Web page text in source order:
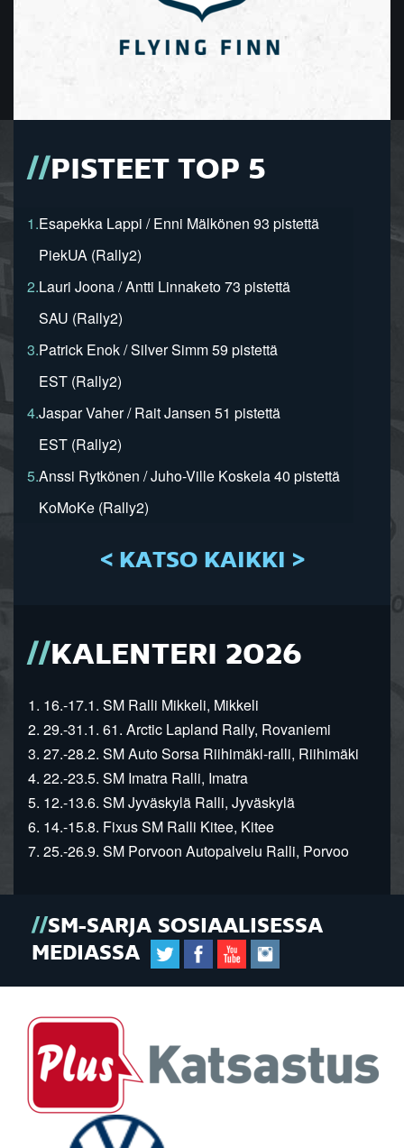
PISTEET TOP 5
1.Esapekka Lappi / Enni Mälkönen 93 pistettä
PiekUA (Rally2)
2.Lauri Joona / Antti Linnaketo 73 pistettä
SAU (Rally2)
3.Patrick Enok / Silver Simm 59 pistettä
EST (Rally2)
4.Jaspar Vaher / Rait Jansen 51 pistettä
EST (Rally2)
5.Anssi Rytkönen / Juho-Ville Koskela 40 pistettä
KoMoKe (Rally2)
< KATSO KAIKKI >
KALENTERI 2026
1. 16.-17.1. SM Ralli Mikkeli, Mikkeli
2. 29.-31.1. 61. Arctic Lapland Rally, Rovaniemi
3. 27.-28.2. SM Auto Sorsa Riihimäki-ralli, Riihimäki
4. 22.-23.5. SM Imatra Ralli, Imatra
5. 12.-13.6. SM Jyväskylä Ralli, Jyväskylä
6. 14.-15.8. Fixus SM Ralli Kitee, Kitee
7. 25.-26.9. SM Porvoon Autopalvelu Ralli, Porvoo
SM-SARJA SOSIAALISESSA
MEDIASSA